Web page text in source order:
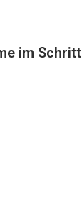
im Schritt